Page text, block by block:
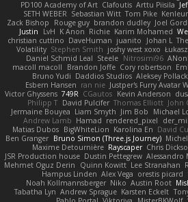
PD100 Academy of Art Clafoutis Arttu Piisila
SETH WEBER Sebastian Witt Tom Pike
Zack Bishop
Rouge guy brandon dudley Joel
Justin
LvH K Anon Richie Karim Mohamed
christian cuttino DaveHuman juanito Johan L
Volatility Stephen Smith joshy west xoxo
Daniel Schmid Leal Steele Nitrosimi96
macoll macoll
Brandon Joffe Cory robertson
Bruno Yudi Daddios Studios Aleksey Pollack
Esbern Hansen ran nie Justper's Furry Avatar
Victor Ghyssens 749R CGautos Kevin Anderson
Philipp T David Pulcifer Thomas Elliott John
Jermaine Bouyea Liam Smyth Jim Bob Michael
Andrew Lamb Hamad rendered_pixel
Matias Dubos BigWhiteLion Karolina En David
Ben Granger Bruno Simon (Three.js Journey)
Maxime Detournière Rayscaper Chris
JSR Production house Dustin Pettegrew Alessandro
Mehmet Oguz Derin
Quinn Kowitt Lee Stranahan
Hampus Linden Alex Vega orestis picard
Noah Kollmannsberger Niko Austin Root
Tabatha Lyn Andrew Sprague Karsten Eckelt